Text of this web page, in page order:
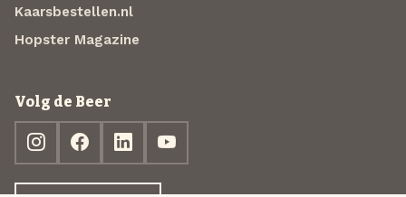
Kaarsbestellen.nl
Hopster Magazine
Volg de Beer